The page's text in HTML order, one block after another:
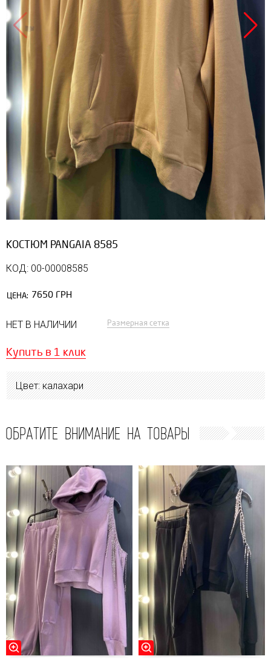
Продано
КОСТЮМ PANGAIA 8585
КОД: 00-00008585
ЦЕНА: 7650 ГРН
НЕТ В НАЛИЧИИ Размерная сетка
Купить в 1 клик
Цвет: калахари
ОБРАТИТЕ ВНИМАНИЕ НА ТОВАРЫ